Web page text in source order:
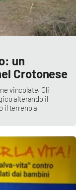
un
Crotonese
vincolate. Gli
alterando il
il terreno a